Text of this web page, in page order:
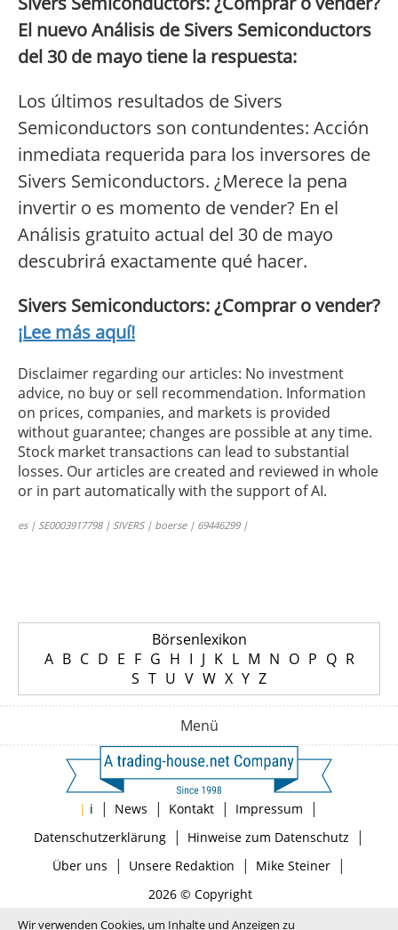
El nuevo Análisis de Sivers Semiconductors
del 30 de mayo tiene la respuesta:
Los últimos resultados de Sivers
Semiconductors son contundentes: Acción
inmediata requerida para los inversores de
Sivers Semiconductors. ¿Merece la pena
invertir o es momento de vender? En el
Análisis gratuito actual del 30 de mayo
descubrirá exactamente qué hacer.
Sivers Semiconductors: ¿Comprar o vender?
¡Lee más aquí!
Disclaimer regarding our articles: No investment
advice, no buy or sell recommendation. Information
on prices, companies, and markets is provided
without guarantee; changes are possible at any time.
Stock market transactions can lead to substantial
losses. Our articles are created and reviewed in whole
or in part automatically with the support of AI.
es | SE0003917798 | SIVERS | boerse | 69446299 |
Börsenlexikon
A B C D E F G H I J K L M N O P Q R
S T U V W X Y Z
Menü
| i | News | Kontakt | Impressum |
Datenschutzerklärung| Hinweise zum Datenschutz |
Über uns | Unsere Redaktion | Mike Steiner|
2026 © Copyright
Wir verwenden Cookies, um Inhalte und Anzeigen zu